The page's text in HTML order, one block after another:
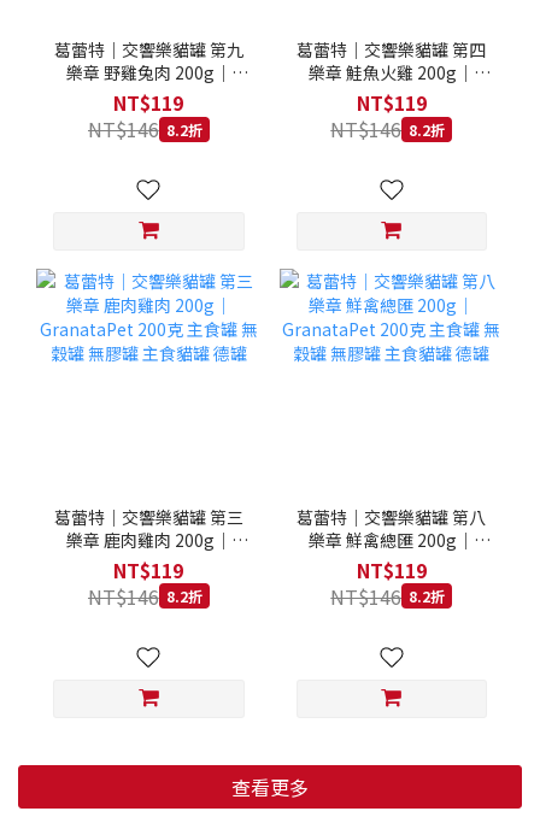
葛蕾特｜交響樂貓罐 第九
樂章 野雞兔肉 200g｜
GranataPet 200克 主食罐
無穀罐 無膠罐 主食貓罐 德
罐
NT$119
NT$146 8.2折
葛蕾特｜交響樂貓罐 第四
樂章 鮭魚火雞 200g｜
GranataPet 200克 主食罐
無穀罐 無膠罐 主食貓罐 德
罐
NT$119
NT$146 8.2折
葛蕾特｜交響樂貓罐 第三
樂章 鹿肉雞肉 200g｜
GranataPet 200克 主食罐
無穀罐 無膠罐 主食貓罐 德
罐
NT$119
NT$146 8.2折
葛蕾特｜交響樂貓罐 第八
樂章 鮮禽總匯 200g｜
GranataPet 200克 主食罐
無穀罐 無膠罐 主食貓罐 德
罐
NT$119
NT$146 8.2折
查看更多